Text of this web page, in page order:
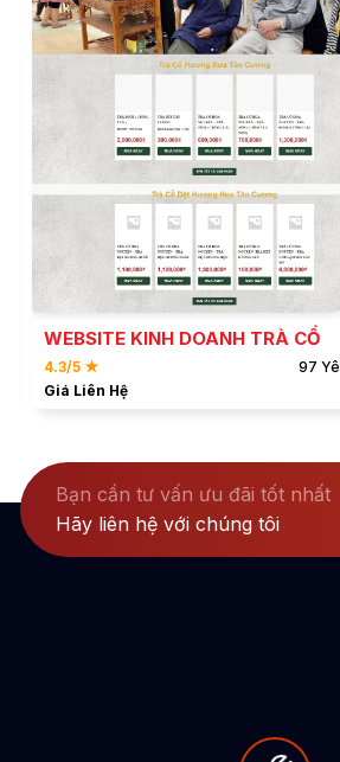
ĐẶT MẪU
XEM DEMO
WEBSITE KINH DOANH TRÀ CỔ
4.3/5 ★
97
Giá Liên Hệ
Bạn cần tư vấn ưu đãi tốt nhất
Hãy liên hệ với chúng tôi